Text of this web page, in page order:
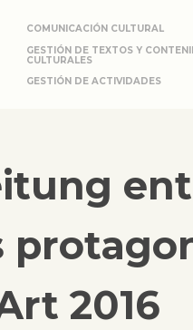
COMUNICACIÓN CULTURAL
GESTIÓN DE TEXTOS Y
CULTURALES
GESTIÓN DE ACTIVIDADES
2016